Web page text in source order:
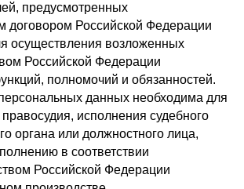
предусмотренных
договором Российской Федерации
осуществления возложенных
Российской Федерации
полномочий и обязанностей.
данных необходима для
исполнения судебного
органа или должностного лица,
в соответствии
Российской Федерации